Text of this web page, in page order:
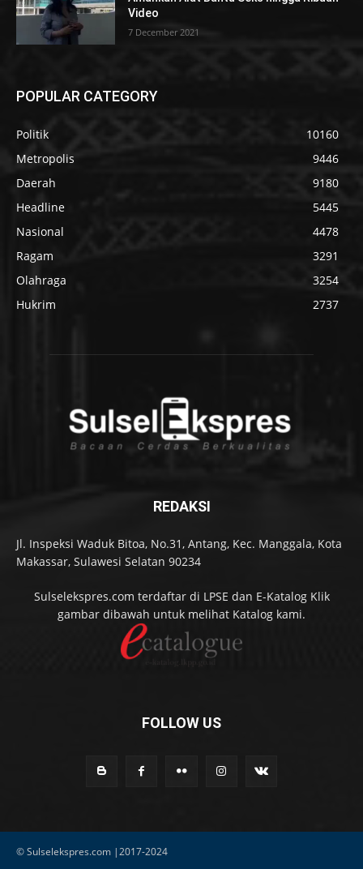
Video
7 December 2021
POPULAR CATEGORY
Politik
10160
Metropolis
9446
Daerah
9180
Headline
5445
Nasional
4478
Ragam
3291
Olahraga
3254
Hukrim
2737
REDAKSI
Jl. Inspeksi Waduk Bitoa, No.31, Antang, Kec. Manggala, Kota
Makassar, Sulawesi Selatan 90234
Sulselekspres.com terdaftar di LPSE dan E-Katalog Klik
gambar dibawah untuk melihat Katalog kami.
FOLLOW US
© Sulselekspres.com |2017-2024